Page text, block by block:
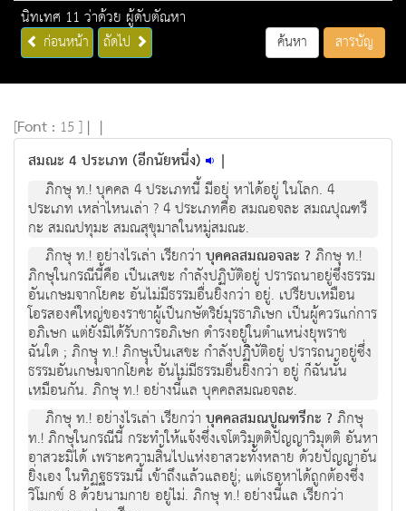
นิทเทศ 11 ว่าด้วย ผู้ดับตัณหา
ก่อนหน้า ถัดไป ค้นหา สารบัญ
[Font : 15 ] | |
สมณะ 4 ประเภท (อีกนัยหนึ่ง) |
ภิกษุ ท.! บุคคล 4 ประเภทนี้ มีอยุ่ หาได้อยู่ ในโลก. 4
ประเภท เหล่าไหนเล่า ? 4 ประเภทคือ สมณอจละ สมณปุณฑรี
กะ สมณปทุมะ สมณสุขุมาลในหมู่สมณะ.
ภิกษุ ท.! อย่างไรเล่า เรียกว่าบุคคลสมณอจละ ? ภิกษุ ท.!
ภิกษุในกรณีนี้คือ เป็นเสขะ กำลังปฏิบัติอยู่ ปรารถนาอยู่ซึ่งธรรม
อันเกษมจากโยคะ อันไม่มีธรรมอื่นยิ่งกว่า อยู่. เปรียบเหมือน
โอรสองค์ใหญ่ของราชาผู้เป็นกษัตริย์มุรธาภิเษก เป็นผู้ควรแก่การ
อภิเษก แต่ยังมิได้รับการอภิเษก ดำรงอยู่ในตำแหน่งยุพราช
ฉันใด ; ภิกษุุ ท.! ภิกษุุเป็นเสขะ กำลังปฏิิบัติอยู่ ปรารถนาอยู่ซึ่ง
ธรรมอันเกษมจากโยคะ อันไม่มีธรรมอื่นยิ่งกว่า อยู่ ก็ฉันนั้น
เหมือนกัน. ภิกษุ ท.! อย่างนี้แล บุคคลสมณอจละ.
ภิกษุ ท.! อย่างไรเล่า เรียกว่าบุคคลสมณปูณฑรีกะ ? ภิกษุ
ท.! ภิกษุในกรณีนี้ กระทำให้แจ้งซึ่งเจโตวิมุตติปัญญาวิมุตติ อันหา
อาสวะมิได้ เพราะความสิ้นไปแห่งอาสวะทั้งหลาย ด้วยปัญญาอัน
ยิ่งเอง ในทิฏฐธรรมนี้ เข้าถึงแล้วแลอยู่; แต่เธอหาได้ถูกต้องซึ่ง
วิโมกข์ 8 ด้วยนามกาย อยู่ไม่. ภิกษุ ท.! อย่างนี้แล เรียกว่า